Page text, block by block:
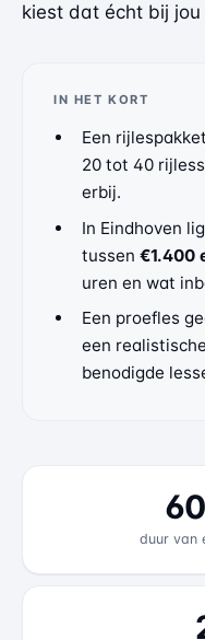
kiest dat écht bij jou
IN HET KORT
Een
20 tot 40
erbij.
In Eindhoven
tussen €1.400
uren en wat
Een proefles
een
benodigde
duur van